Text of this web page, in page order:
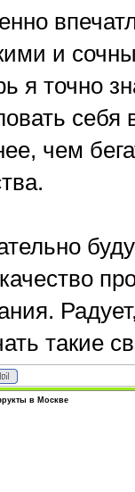
и
я точно
себя
чем
такие
в Москве